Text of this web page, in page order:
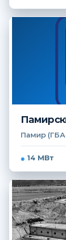
Памир
14 МВт